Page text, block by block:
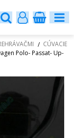
CÚVACIE
Polo- Passat- Up-